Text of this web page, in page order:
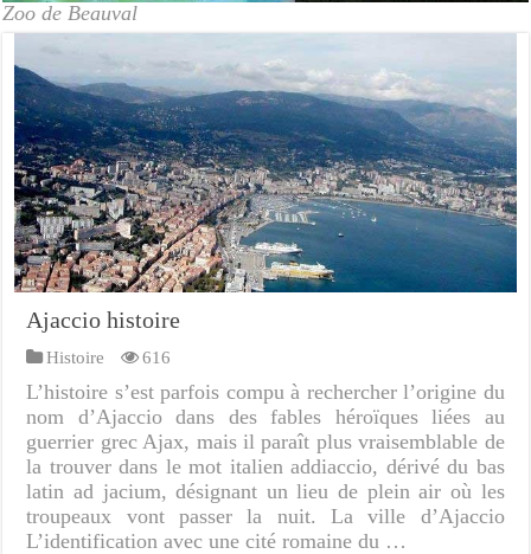
Zoo de Beauval
Ajaccio histoire
Histoire 616
L’histoire s’est parfois compu à rechercher l’origine du
nom d’Ajaccio dans des fables héroïques liées au
guerrier grec Ajax, mais il paraît plus vraisemblable de
la trouver dans le mot italien addiaccio, dérivé du bas
latin ad jacium, désignant un lieu de plein air où les
troupeaux vont passer la nuit. La ville d’Ajaccio
L’identification avec une cité romaine du …